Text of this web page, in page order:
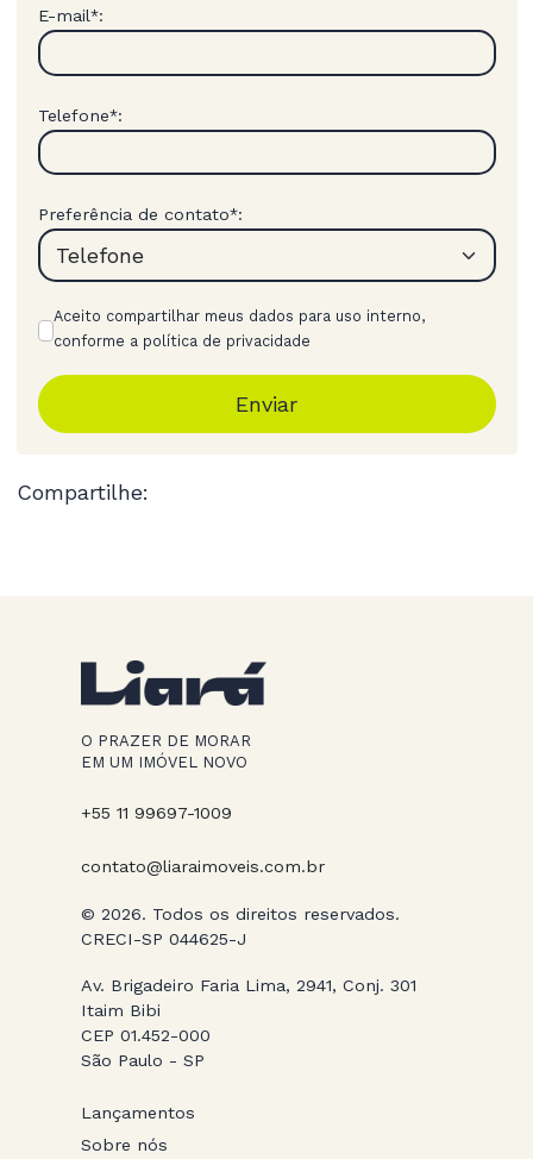
E-mail*:
Telefone*:
Preferência de contato*:
Aceito compartilhar meus dados para uso interno,
conforme a política de privacidade
Enviar
Compartilhe:
O PRAZER DE MORAR
EM UM IMÓVEL NOVO
+55 11 99697-1009
contato@liaraimoveis.com.br
© 2026. Todos os direitos reservados.
CRECI-SP 044625-J
Av. Brigadeiro Faria Lima, 2941, Conj. 301
Itaim Bibi
CEP 01.452-000
São Paulo - SP
Lançamentos
Sobre nós